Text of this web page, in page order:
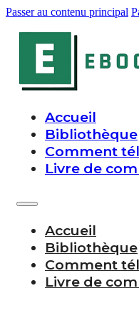
Passer au contenu principal
Accueil
Bibliothèque
Comment
Livre de
Accueil
Bibliothèque
Comment
Livre de